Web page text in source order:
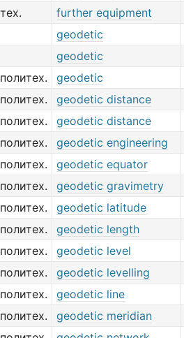
тех. further equipment
geodetic
geodetic
политех.
geodetic
политех.
geodetic distance
политех.
geodetic distance
политех.
geodetic engineering
политех.
geodetic equator
политех.
geodetic gravimetry
политех.
geodetic latitude
политех.
geodetic length
политех.
geodetic level
политех.
geodetic levelling
политех.
geodetic line
политех.
geodetic meridian